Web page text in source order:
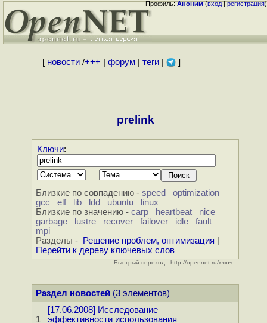
Профиль:Аноним(вход|регистрация)
[ новости/+++ форум| теги| ]
prelink
Ключи:
Близкие по совпадению - speed
optimization
gcc
elf lib ldd ubuntu
linux
Близкие по значению - carp heartbeat
nice
garbage
lustre recover failover idle
fault
mpi
Разделы -
Решение проблем, оптимизация
Перейти к дереву ключевых слов
Быстрый переход - http://opennet.ru/ключ
Раздел новостей(3 элементов)
1
[17.06.2008] Исследование
эффективности использования